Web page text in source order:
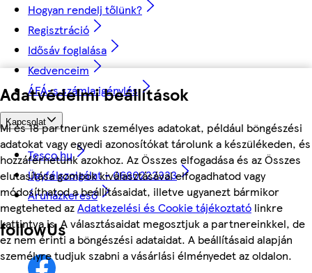
Adatvédelmi beállítások
Mi és 18 partnerünk személyes adatokat, például böngészési
adatokat vagy egyedi azonosítókat tárolunk a készülékeden, és
hozzáférhetünk azokhoz. Az Összes elfogadása és az Összes
elutasítása gombok kiválasztásával elfogadhatod vagy
módosíthatod a beállításaidat, illetve ugyanezt bármikor
megteheted azAdatkezelési és Cookie tájékoztató linkre
kattintva is. A választásaidat megosztjuk a partnereinkkel, de
ez nem érinti a böngészési adataidat. A beállításaid alapján
személyre tudjuk szabni a vásárlási élményedet az oldalon.
Hogyan rendelj tőlünk?
Regisztráció
Idősáv foglalása
Kedvenceim
ÁFÁ-s számla igénylés
Kapcsolat
Tesco.hu
Ügyfélszolgálat - 0680222333
Áruházkereső
followUs